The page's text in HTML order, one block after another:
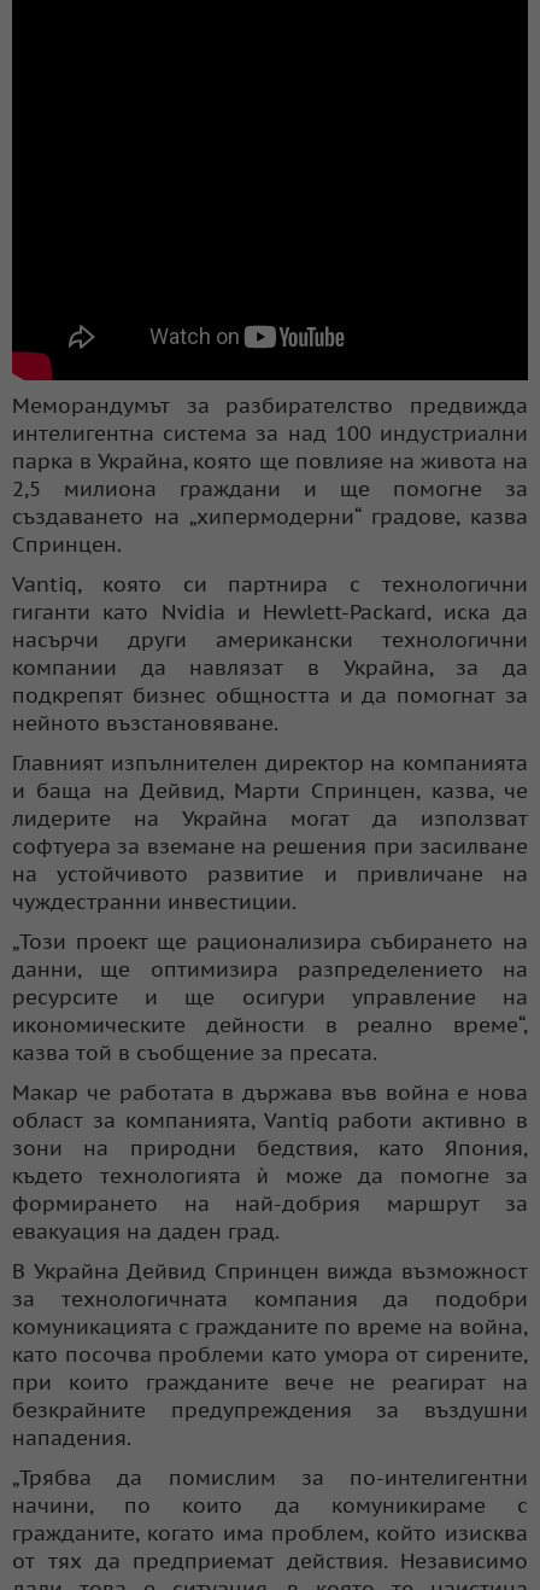
Меморандумът за разбирателство предвижда
интелигентна система за над 100 индустриални
парка в Украйна, която ще повлияе на живота на
2,5 милиона граждани и ще помогне за
създаването на „хипермодерни“ градове, казва
Спринцен.
Vantiq, която си партнира с технологични
гиганти като Nvidia и Hewlett-Packard, иска да
насърчи други американски технологични
компании да навлязат в Украйна, за да
подкрепят бизнес общността и да помогнат за
нейното възстановяване.
Главният изпълнителен директор на компанията
и баща на Дейвид, Марти Спринцен, казва, че
лидерите на Украйна могат да използват
софтуера за вземане на решения при засилване
на устойчивото развитие и привличане на
чуждестранни инвестиции.
„Този проект ще рационализира събирането на
данни, ще оптимизира разпределението на
ресурсите и ще осигури управление на
икономическите дейности в реално време“,
казва той в съобщение за пресата.
Макар че работата в държава във война е нова
област за компанията, Vantiq работи активно в
зони на природни бедствия, като Япония,
където технологията ѝ може да помогне за
формирането на най-добрия маршрут за
евакуация на даден град.
В Украйна Дейвид Спринцен вижда възможност
за технологичната компания да подобри
комуникацията с гражданите по време на война,
като посочва проблеми като умора от сирените,
при които гражданите вече не реагират на
безкрайните предупреждения за въздушни
нападения.
„Трябва да помислим за по-интелигентни
начини, по които да комуникираме с
гражданите, когато има проблем, който изисква
от тях да предприемат действия. Независимо